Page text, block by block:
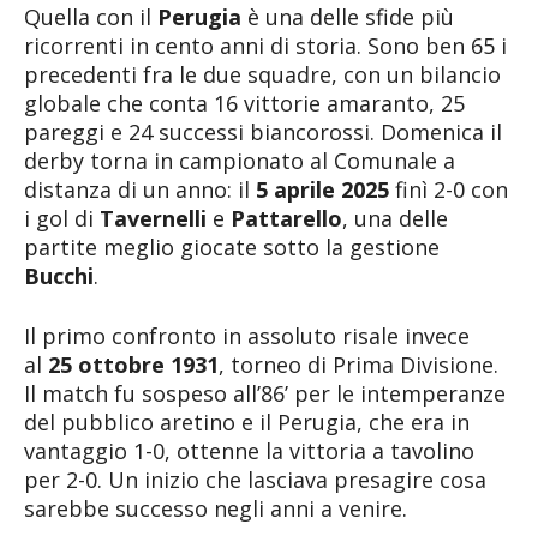
Quella con il Perugia è una delle sfide più
ricorrenti in cento anni di storia. Sono ben 65 i
precedenti fra le due squadre, con un bilancio
globale che conta 16 vittorie amaranto, 25
pareggi e 24 successi biancorossi. Domenica il
derby torna in campionato al Comunale a
distanza di un anno: il 5 aprile 2025 finì 2-0 con
i gol di Tavernelli e Pattarello, una delle
partite meglio giocate sotto la gestione
Bucchi.
Il primo confronto in assoluto risale invece
al 25 ottobre 1931, torneo di Prima Divisione.
Il match fu sospeso all’86’ per le intemperanze
del pubblico aretino e il Perugia, che era in
vantaggio 1-0, ottenne la vittoria a tavolino
per 2-0. Un inizio che lasciava presagire cosa
sarebbe successo negli anni a venire.